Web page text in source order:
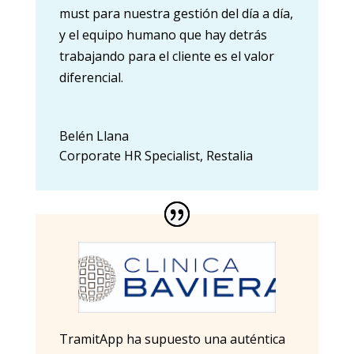
must para nuestra gestión del día a día,
y el equipo humano que hay detrás
trabajando para el cliente es el valor
diferencial.
Belén Llana
Corporate HR Specialist, Restalia
TramitApp ha supuesto una auténtica